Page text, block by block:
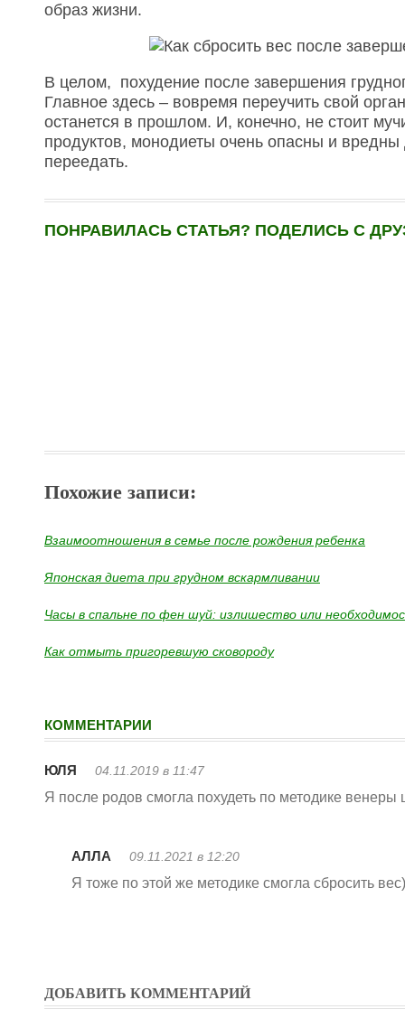
образ жизни.
В целом, похудение после завершения
Главное здесь – вовремя переучить свой
останется в прошлом. И, конечно, не стоит
продуктов, монодиеты очень опасны и
переедать.
ПОНРАВИЛАСЬ СТАТЬЯ? ПОДЕЛИСЬ С
Похожие записи:
Взаимоотношения в семье после рождения ребенка
Японская диета при грудном вскармливании
Часы в спальне по фен шуй: излишество или
Как отмыть пригоревшую сковороду
КОММЕНТАРИИ
ЮЛЯ 04.11.2019 в 11:47
Я после родов смогла похудеть по методике
АЛЛА 09.11.2021 в 12:20
Я тоже по этой же методике смогла сбросить вес)
ДОБАВИТЬ КОММЕНТАРИЙ